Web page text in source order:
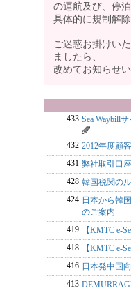
の運航及び、停
具体的に規制解
ご迷惑お掛けい
ましたら、
改めてお知らせ
433 Sea Waybill
432 2012年度顧
431 弊社取引口
428 韓国税関の
424 日本から韓
のご案内
419
【KMTC e-
418
【KMTC e-
416 日本発中国
413